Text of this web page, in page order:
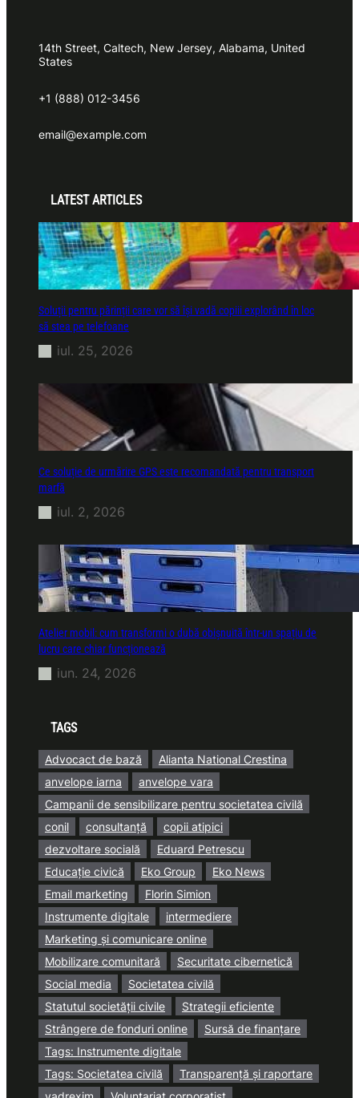
14th Street, Caltech, New Jersey, Alabama, United
States
+1 (888) 012-3456
email@example.com
LATEST ARTICLES
Soluții pentru părinții care vor să își vadă copiii explorând în loc
să stea pe telefoane
iul. 25, 2026
Ce soluție de urmărire GPS este recomandată pentru transport
marfă
iul. 2, 2026
Atelier mobil: cum transformi o dubă obișnuită într-un spațiu de
lucru care chiar funcționează
iun. 24, 2026
TAGS
Advocact de bază
Alianta National Crestina
anvelope iarna
anvelope vara
Campanii de sensibilizare pentru societatea civilă
conil
consultanță
copii atipici
dezvoltare socială
Eduard Petrescu
Educație civică
Eko Group
Eko News
Email marketing
Florin Simion
Instrumente digitale
intermediere
Marketing și comunicare online
Mobilizare comunitară
Securitate cibernetică
Social media
Societatea civilă
Statutul societății civile
Strategii eficiente
Strângere de fonduri online
Sursă de finanțare
Tags: Instrumente digitale
Tags: Societatea civilă
Transparență și raportare